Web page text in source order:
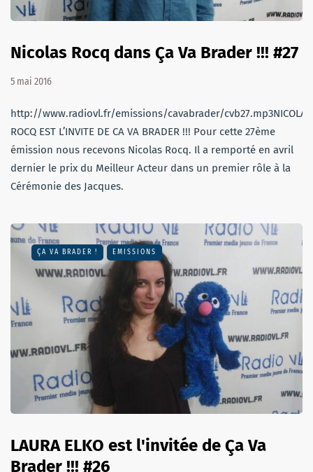
Nicolas Rocq dans Ça Va Brader !!! #27
5 mai 2016
http://www.radiovl.fr/emissions/cavabrader/cvb27.mp3NICOLAS
ROCQ EST L’INVITE DE CA VA BRADER !!! Pour cette 27ème
émission nous recevons Nicolas Rocq. Il a remporté en avril
dernier le prix du Meilleur Acteur dans un premier rôle à la
Cérémonie des Jacques.
ÇA VA BRADER ! EMISSIONS
LAURA ELKO est l'invitée de Ça Va
Brader !!! #26